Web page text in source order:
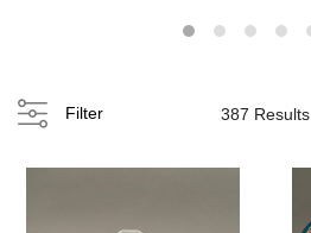
Filter 387 Results